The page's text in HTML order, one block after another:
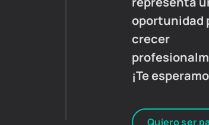
oportunidad
crecer
¡Te
Quiero ser